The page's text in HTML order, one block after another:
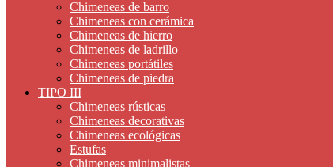
Chimeneas de barro
Chimeneas con cerámica
Chimeneas de hierro
Chimeneas de ladrillo
Chimeneas portátiles
Chimeneas de piedra
TIPO III
Chimeneas rústicas
Chimeneas decorativas
Chimeneas ecológicas
Estufas
Chimeneas minimalistas